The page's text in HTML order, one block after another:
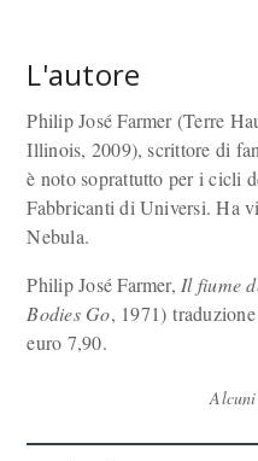
L'autore
Philip José Farmer (Terre
Illinois, 2009), scrittore di
è noto soprattutto per i cicli
Fabbricanti di Universi. Ha
Nebula.
Philip José Farmer, Il fiume
Bodies Go, 1971)
euro 7,90.